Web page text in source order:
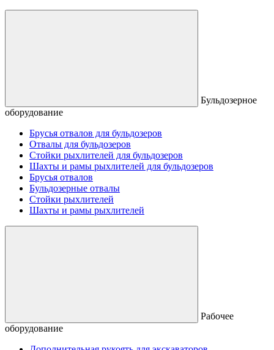
Бульдозерное
оборудование
Брусья отвалов для бульдозеров
Отвалы для бульдозеров
Стойки рыхлителей для бульдозеров
Шахты и рамы рыхлителей для бульдозеров
Брусья отвалов
Бульдозерные отвалы
Стойки рыхлителей
Шахты и рамы рыхлителей
Рабочее
оборудование